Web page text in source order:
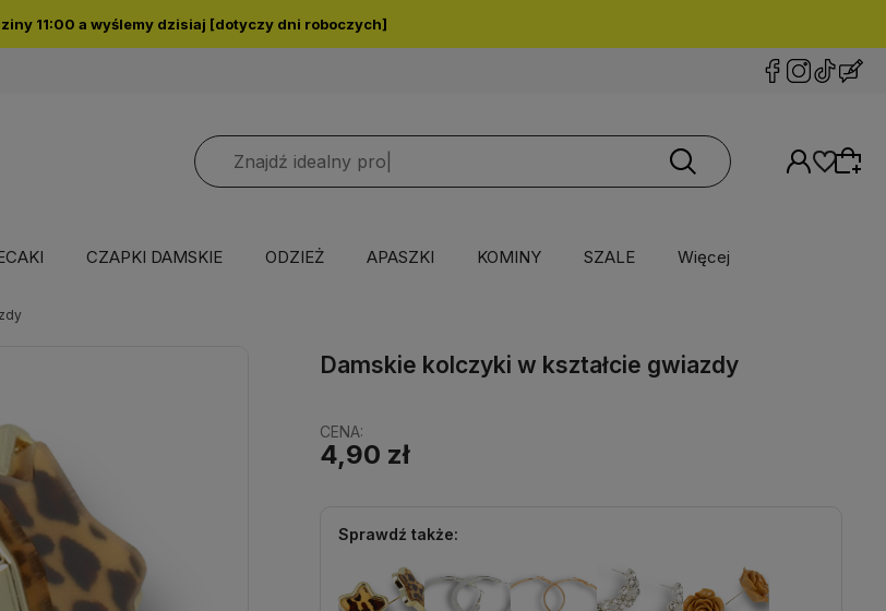
11:00 a wyślemy dzisiaj [dotyczy dni roboczych]
CZAPKI DAMSKIE ODZIEŻ APASZKI KOMINY SZALE Więcej
Damskie kolczyki w kształcie gwiazdy
CENA:
4,90 zł
Sprawdź także: